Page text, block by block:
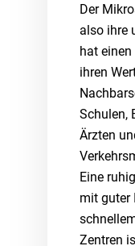
Der
also ihre
hat
ihren
Schulen,
Ärzten
Eine
mit guter
Zentren